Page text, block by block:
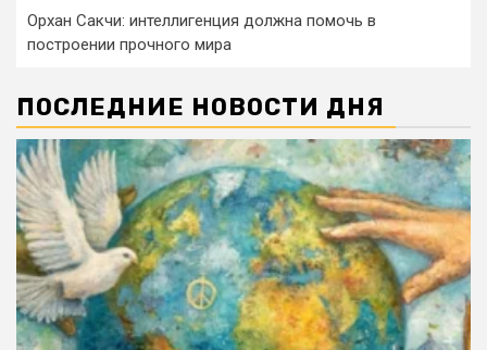
Орхан Сакчи: интеллигенция должна помочь в
построении прочного мира
ПОСЛЕДНИЕ НОВОСТИ ДНЯ